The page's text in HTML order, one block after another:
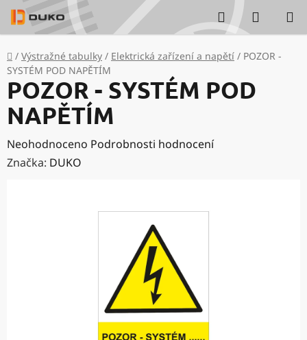
Přejít
na
obsah
Hledat
KOŠÍK
Domů
/ Výstražné tabulky / Elektrická zařízení a napětí / POZOR -
SYSTÉM POD NAPĚTÍM
POZOR - SYSTÉM POD
NAPĚTÍM
Průměrné
hodnocení
Neohodnoceno Podrobnosti hodnocení
Značka: DUKO